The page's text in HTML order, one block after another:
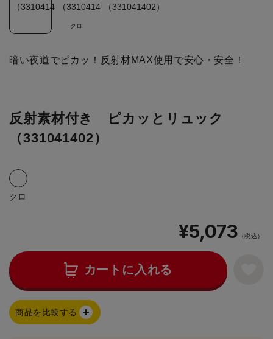
クロ
暗い夜道でピカッ！反射材MAX使用で安心・安全！
反射素材付き ピカッとリュック
（331041402）
クロ
¥5,073 （税込）
カートに入れる
商品を比較する